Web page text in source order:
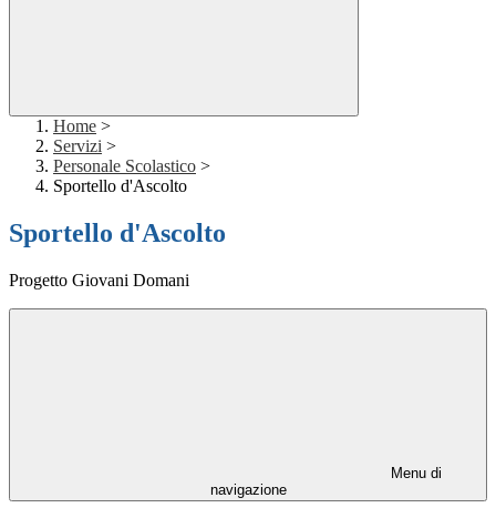
Home >
Servizi >
Personale Scolastico >
Sportello d'Ascolto
Sportello d'Ascolto
Progetto Giovani Domani
Menu di
navigazione